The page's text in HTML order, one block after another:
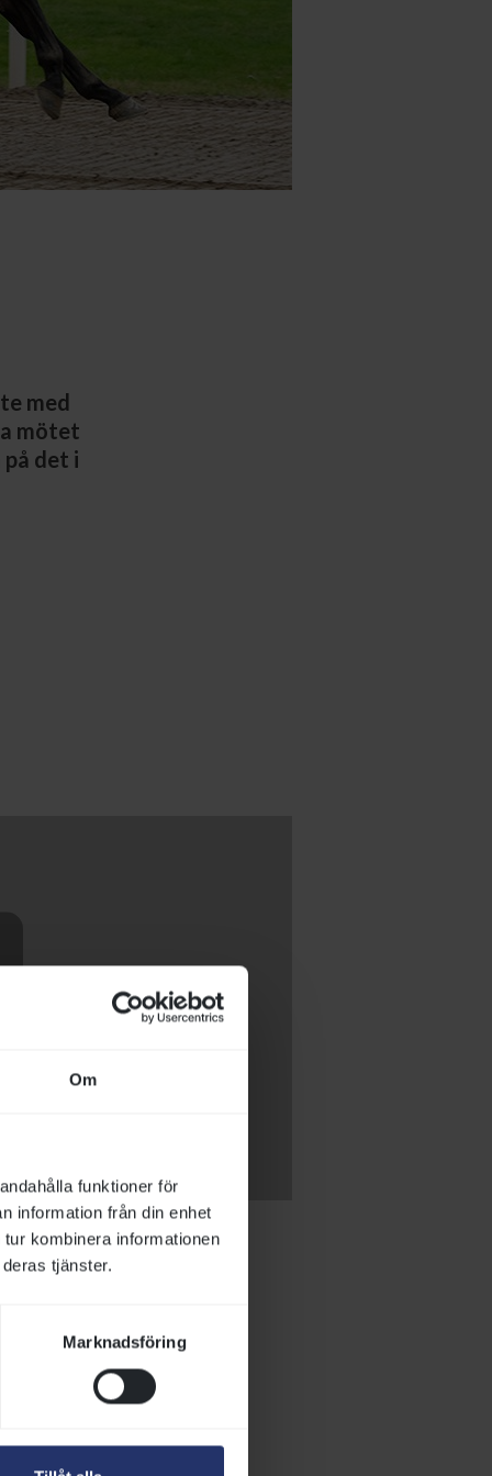
Om
funktioner för
information från din enhet
kombinera informationen
tjänster.
Marknadsföring
med
mötet
på det i